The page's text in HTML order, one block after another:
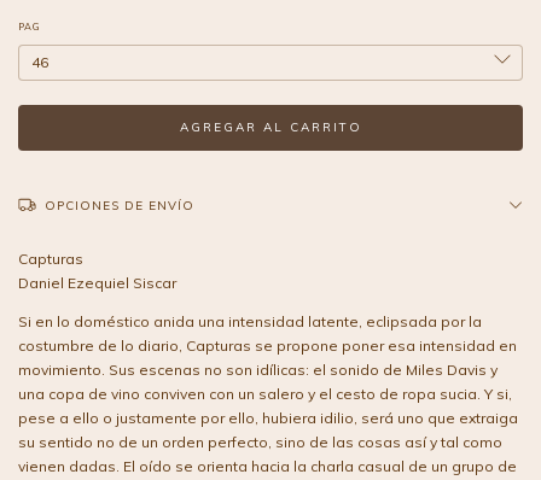
PAG
OPCIONES DE ENVÍO
Capturas
Daniel Ezequiel Siscar
Si en lo doméstico anida una intensidad latente, eclipsada por la
costumbre de lo diario, Capturas se propone poner esa intensidad en
movimiento. Sus escenas no son idílicas: el sonido de Miles Davis y
una copa de vino conviven con un salero y el cesto de ropa sucia. Y si,
pese a ello o justamente por ello, hubiera idilio, será uno que extraiga
su sentido no de un orden perfecto, sino de las cosas así y tal como
vienen dadas. El oído se orienta hacia la charla casual de un grupo de